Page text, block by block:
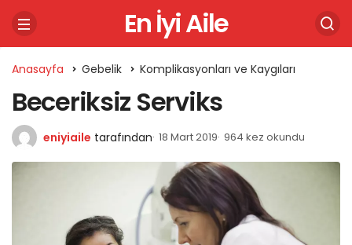
En İyi Aile
Anasayfa Gebelik Komplikasyonları ve Kaygıları
Beceriksiz Serviks
eniyiaile tarafından 18 Mart 2019 964 kez okundu